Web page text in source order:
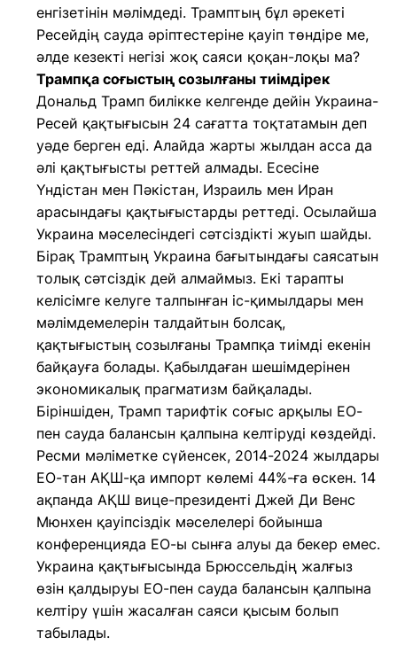
енгізетінін мәлімдеді. Трамптың бұл әрекеті
Ресейдің сауда әріптестеріне қауіп төндіре ме,
әлде кезекті негізі жоқ саяси қоқан-лоқы ма?
Трампқа соғыстың созылғаны тиімдірек
Дональд Трамп билікке келгенде дейін Украина-
Ресей қақтығысын 24 сағатта тоқтатамын деп
уәде берген еді. Алайда жарты жылдан асса да
әлі қақтығысты реттей алмады. Есесіне
Үндістан мен Пәкістан, Израиль мен Иран
арасындағы қақтығыстарды реттеді. Осылайша
Украина мәселесіндегі сәтсіздікті жуып шайды.
Бірақ Трамптың Украина бағытындағы саясатын
толық сәтсіздік дей алмаймыз. Екі тарапты
келісімге келуге талпынған іс-қимылдары мен
мәлімдемелерін талдайтын болсақ,
қақтығыстың созылғаны Трампқа тиімді екенін
байқауға болады. Қабылдаған шешімдерінен
экономикалық прагматизм байқалады.
Біріншіден, Трамп тарифтік соғыс арқылы ЕО-
пен сауда балансын қалпына келтіруді көздейді.
Ресми мәліметке сүйенсек, 2014-2024 жылдары
ЕО-тан АҚШ-қа импорт көлемі 44%-ға өскен. 14
ақпанда АҚШ вице-президенті Джей Ди Венс
Мюнхен қауіпсіздік мәселелері бойынша
конференцияда ЕО-ы сынға алуы да бекер емес.
Украина қақтығысында Брюссельдің жалғыз
өзін қалдыруы ЕО-пен сауда балансын қалпына
келтіру үшін жасалған саяси қысым болып
табылады.